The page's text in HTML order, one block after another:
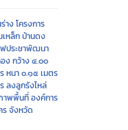
าง โครงการ
หล็ก บ้านดง
ฟประชาพัฒนา
ง กว้าง ๔.๐๐
หนา ๐.๑๕ เมตร
ลงลูกรังไหล่
าพพื้นที่ องค์การ
ร จังหวัด